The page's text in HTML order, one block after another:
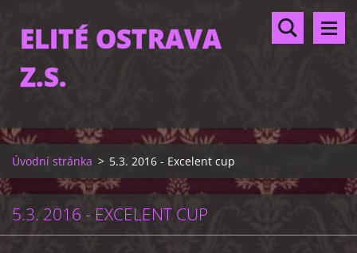
ELITÉ OSTRAVA
Z.S.
Úvodní stránka > 5.3. 2016 - Excelent cup
5.3. 2016 - EXCELENT CUP